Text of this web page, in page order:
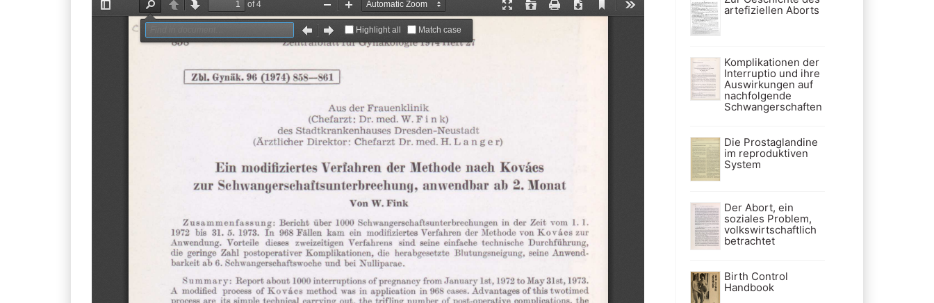
artefiziellen Aborts
Komplikationen der
Interruptio und ihre
Auswirkungen auf
nachfolgende
Schwangerschaften
Die Prostaglandine
im reproduktiven
System
Der Abort, ein
soziales Problem,
volkswirtschaftlich
betrachtet
Birth Control
Handbook